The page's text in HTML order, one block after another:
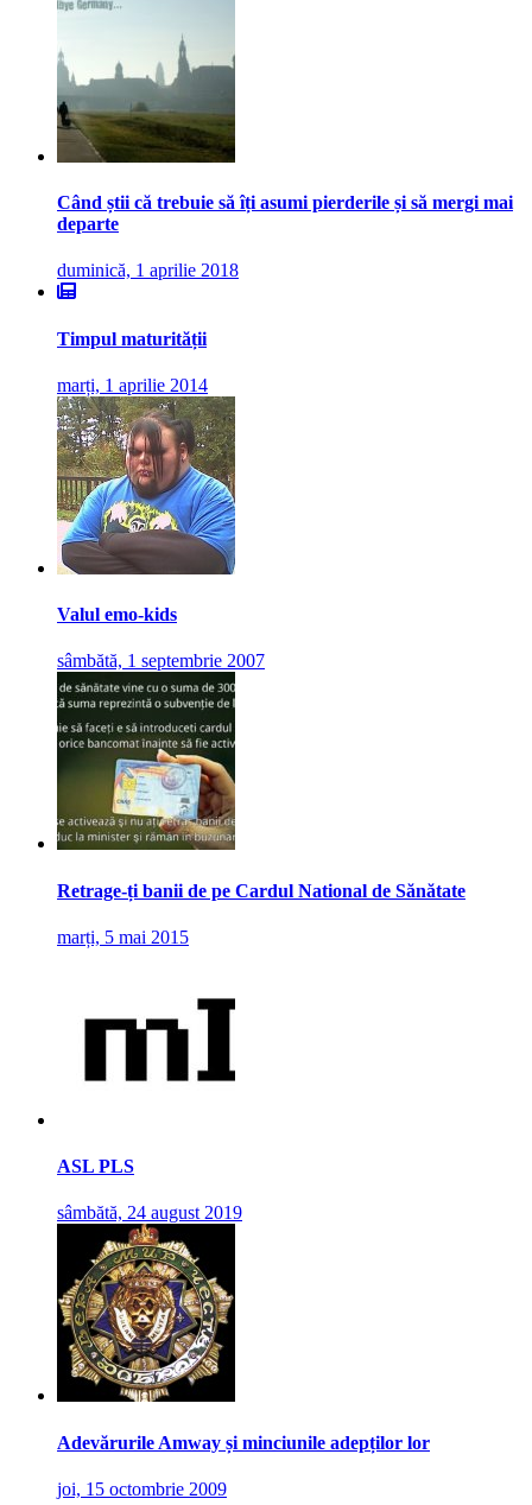
Când știi că trebuie să îți asumi pierderile și să mergi mai
departe
duminică, 1 aprilie 2018
Timpul maturității
marți, 1 aprilie 2014
Valul emo-kids
sâmbătă, 1 septembrie 2007
Retrage-ți banii de pe Cardul National de Sănătate
marți, 5 mai 2015
ASL PLS
sâmbătă, 24 august 2019
Adevărurile Amway și minciunile adepților lor
joi, 15 octombrie 2009